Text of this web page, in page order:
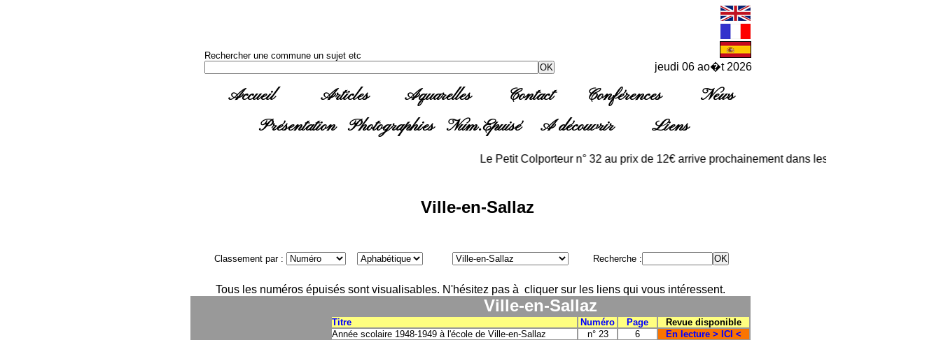
jeudi 06 ao�t 2026
Rechercher une commune un sujet etc
Accueil Articles Aquarelles Contact Conférences
News
Présentation Photographies Num.Epuisé A découvrir Liens
Le Petit Colporteur n° 32 au prix de 12€ arrive prochainement dans les points de vente habituels
Ville-en-Sallaz
Classement par : Recherche :
Tous les numéros épuisés sont visualisables. N'hésitez pas à cliquer sur les liens qui vous intéressent.
Ville-en-Sallaz
Titre Numéro Page
Revue disponible
Année scolaire 1948-1949 à l'école de Ville-en-Sallaz
n° 23 6
En lecture > ICI <